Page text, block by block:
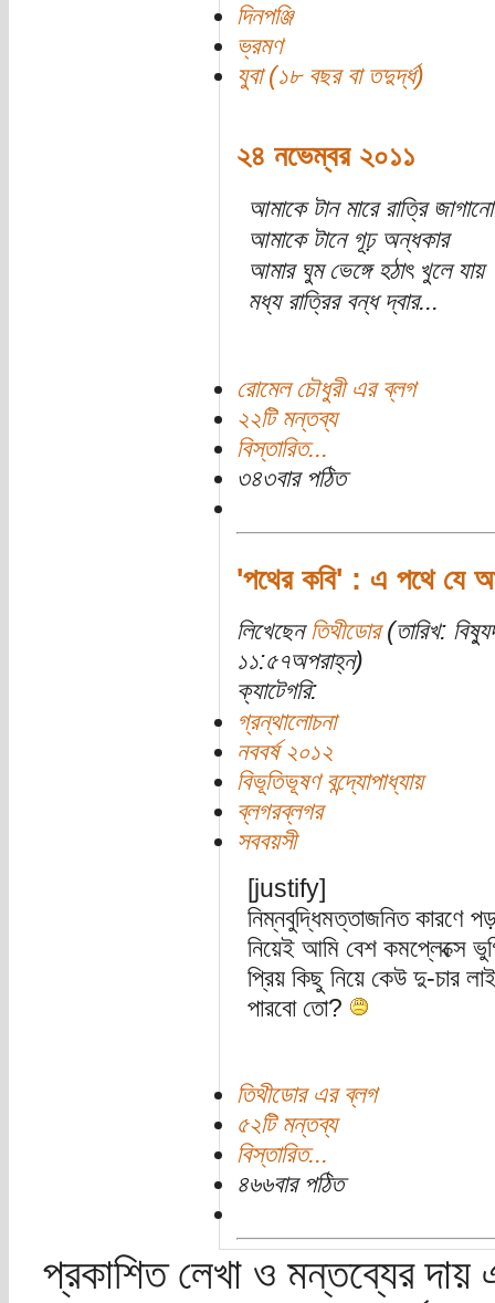
দিনপঞ্জি
ভ্রমণ
যুবা (১৮ বছর বা তদুর্দ্ধ)
২৪ নভেম্বর ২০১১
আমাকে টান মারে রাত্রি
আমাকে টানে গূঢ় অন্ধকার
আমার ঘুম ভেঙ্গে হঠাৎ খুলে যায়
মধ্য রাত্রির বন্ধ দ্বার...
রোমেল চৌধুরী এর ব্লগ
২২টি মন্তব্য
বিস্তারিত...
৩৪৩বার পঠিত
'পথের কবি' : এ পথে যে
লিখেছেনতিথীডোর(তারিখ:
১১:৫৭অপরাহ্ন)
ক্যাটেগরি:
গ্রন্থালোচনা
নববর্ষ ২০১২
বিভূতিভূষণ বন্দ্যোপাধ্যায়
ব্লগরব্লগর
সববয়সী
[justify]
নিম্নবুদ্ধিমত্তাজনিত কারণে
নিয়েই আমি বেশ কমপ্লেক্সে
প্রিয় কিছু নিয়ে কেউ দু-চার
পারবো তো?
তিথীডোর এর ব্লগ
৫২টি মন্তব্য
বিস্তারিত...
৪৬৬বার পঠিত
প্রকাশিত লেখা ও মন্তব্যের দায়